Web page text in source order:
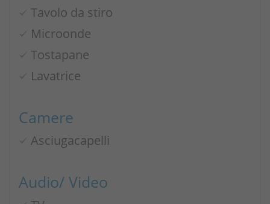
Tavolo da stiro
Microonde
Tostapane
Lavatrice
Camere
Asciugacapelli
Audio/ Video